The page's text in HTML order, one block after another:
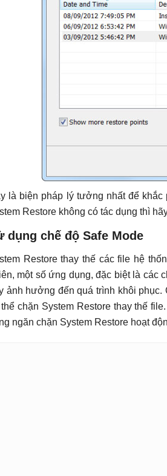
là biện pháp lý tưởng nhất để khắc
Restore không có tác dụng thì
dụng chế độ Safe Mode
Restore thay thế các file hệ
một số ứng dụng, đặc biệt là các
ảnh hưởng đến quá trình khôi
chặn System Restore thay thế
ngăn chặn System Restore hoạt